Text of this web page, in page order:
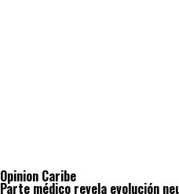
Opinion Caribe
Parte médico revela evolución